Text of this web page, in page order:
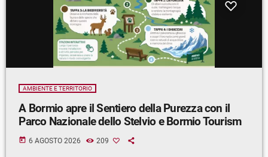
AMBIENTE E TERRITORIO
A Bormio apre il Sentiero della Purezza con il
Parco Nazionale dello Stelvio e Bormio Tourism
today 6 AGOSTO 2026 209